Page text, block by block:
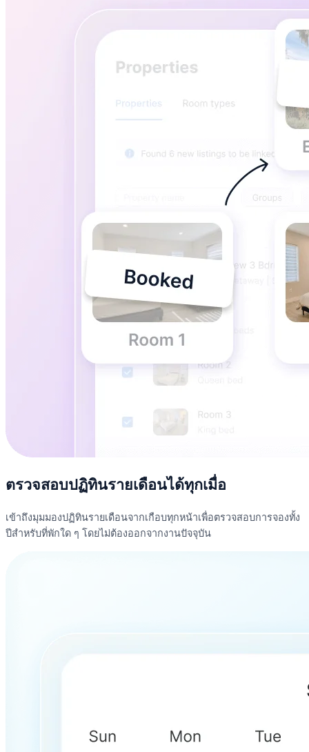
ตรวจสอบปฏิทินรายเดือนได้ทุกเมื่อ
เข้าถึงมุมมองปฏิทินรายเดือนจากเกือบทุกหน้าเพื่อตรวจสอบการจองทั้ง
ปีสำหรับที่พักใด ๆ โดยไม่ต้องออกจากงานปัจจุบัน